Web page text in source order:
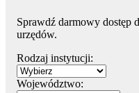
Sprawdź darmowy dostęp
urzędów.
Rodzaj instytucji:
Województwo: